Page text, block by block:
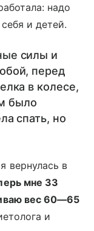
надо
и детей.
силы и
перед
в колесе,
было
спать, но
вернулась в
мне 33
вес 60—65
и